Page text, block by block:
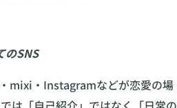
SNS
mixi・Instagramなどが恋愛の場